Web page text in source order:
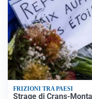
FRIZIONI TRA PAESI
Strage di Crans-